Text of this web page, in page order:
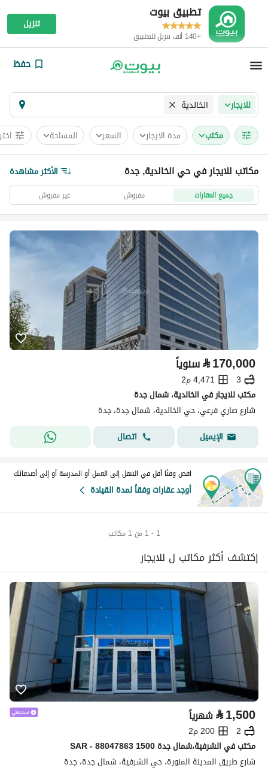
تطبيق بيوت
+140 ألف تنزيل للتطبيق
تنزيل
حفظ
للايجار الخالدية
مکتب مدة الايجار السعر المساحة
مكاتب للايجار في حي الخالدية, جدة الأكثر مشاهدة
جميع العقارات مفروش غير مفروش
⃁170,000 سنوياً
3
4,471 م2
مكتب للايجار في الخالدية، شمال جدة
شارع صاري فرعي، حي الخالدية، شمال جدة، جدة
الإيميل
اتصال
اقض وقتًا أقل في التنقل إلى العمل أو المدرسة أو إلى أصدقائك
أوجد عقارات وفقاً لمدة القيادة
1 - 1 من 1 مكاتب
إكتشف أكثر مكاتب ل للايجار
⃁1,500 شهرياً
2
200 م2
مكتب في الشرفية،شمال جدة 1500 SAR - 88047863
شارع طريق المدينة المنورة، حي الشرفية، شمال جدة، جدة